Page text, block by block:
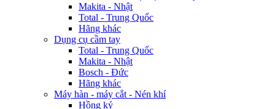
Makita - Nhật
Total - Trung Quốc
Hãng khác
Dụng cụ cầm tay
Total - Trung Quốc
Makita - Nhật
Bosch - Đức
Hãng khác
Máy hàn - máy cắt - Nén khí
Hồng ký